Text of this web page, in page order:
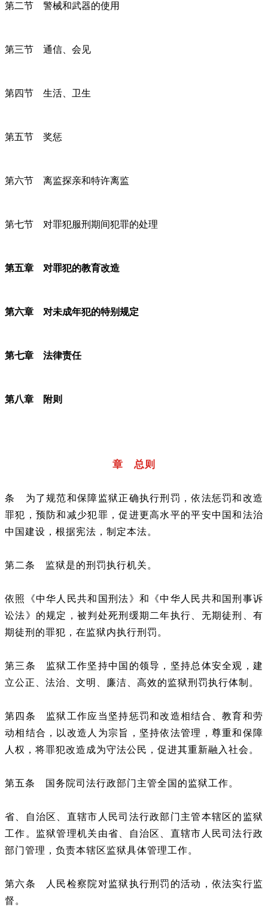
第二节 警械和武器的使用
第三节 通信、会见
第四节 生活、卫生
第五节 奖惩
第六节 离监探亲和特许离监
第七节 对罪犯服刑期间犯罪的处理
第五章 对罪犯的教育改造
第六章 对未成年犯的特别规定
第七章 法律责任
第八章 附则
章 总则
条
为了规范和保障监狱正确执行刑罚，依法惩罚和改造
罪犯，预防和减少犯罪，促进更高水平的平安中国和法治
中国建设，根据宪法，制定本法。
第二条 监狱是的刑罚执行机关。
依照《中华人民共和国刑法》和《中华人民共和国刑事诉
讼法》的规定，被判处死刑缓期二年执行、无期徒刑、有
期徒刑的罪犯，在监狱内执行刑罚。
第三条
监狱工作坚持中国的领导，坚持总体安全观，建
立公正、法治、文明、廉洁、高效的监狱刑罚执行体制。
第四条
监狱工作应当坚持惩罚和改造相结合、教育和劳
动相结合，以改造人为宗旨，坚持依法管理，尊重和保障
人权，将罪犯改造成为守法公民，促进其重新融入社会。
第五条 国务院司法行政部门主管全国的监狱工作。
省、自治区、直辖市人民司法行政部门主管本辖区的监狱
工作。监狱管理机关由省、自治区、直辖市人民司法行政
部门管理，负责本辖区监狱具体管理工作。
第六条
人民检察院对监狱执行刑罚的活动，依法实行监
督。